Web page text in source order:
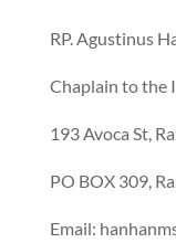
RP. Agustinus
Chaplain to the
193 Avoca St,
PO BOX 309,
Email: